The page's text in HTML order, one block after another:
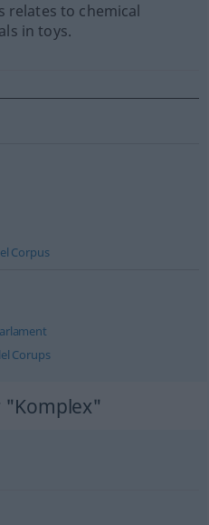
relates to chemical
in toys.
Corpus
Corups
"Komplex"